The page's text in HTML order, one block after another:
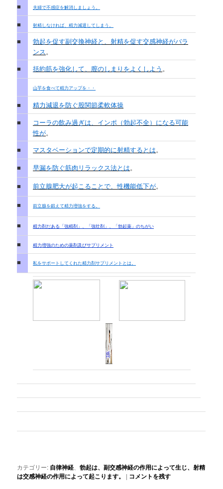
■ 夫婦で不感症を解消しましょう。
■ 射精しなければ、精力減退してしまう。
■
勃起を促す副交換神経と、射精を促す交感神経がバラ
ンス 。
■
括約筋を強化して、膣のしまりをよくしよう 。
山芋を食べて精力アップを・・
■
精力減退を防ぐ股関節柔軟体操
■
コーラの飲み過ぎは、インポ（勃起不全）になる可能
性が。
■
マスタベーションで定期的に射精するとは。
■
早漏を防ぐ筋肉リラックス法とは。
■
前立腺肥大が起こることで、性機能低下が。
■
前立腺を鍛えて精力増強をする。
■ 精力剤だある「強精剤」、「強壮剤」、「勃起薬」のちがい
■ 精力増強のための薬剤及びサプリメント
■ 私をサポートしてくれた精力剤サプリメントとは。
カテゴリー: 自律神経 、勃起は、副交感神経の作用によって生じ、射精
は交感神経の作用によって起こります。
| コメントを残す